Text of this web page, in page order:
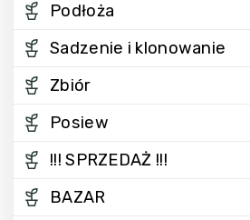
Podłoża
Sadzenie i klonowanie
Zbiór
Posiew
!!! SPRZEDAŻ !!!
BAZAR